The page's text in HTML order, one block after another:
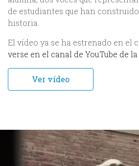
Acerca de
Clientes
Servicios
Trabajos
Contacto
de estudiantes que han construido
historia.
El vídeo ya se ha estrenado en el
verse en el canal de YouTube de
Ver vídeo